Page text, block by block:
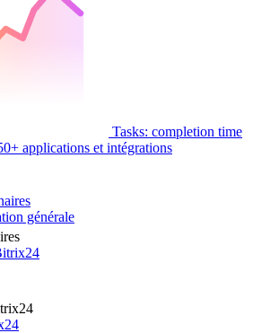
Tasks: completion time
applications et intégrations
générale